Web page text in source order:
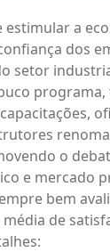
estimular a
dos
setor
o
e mercado
bem
de